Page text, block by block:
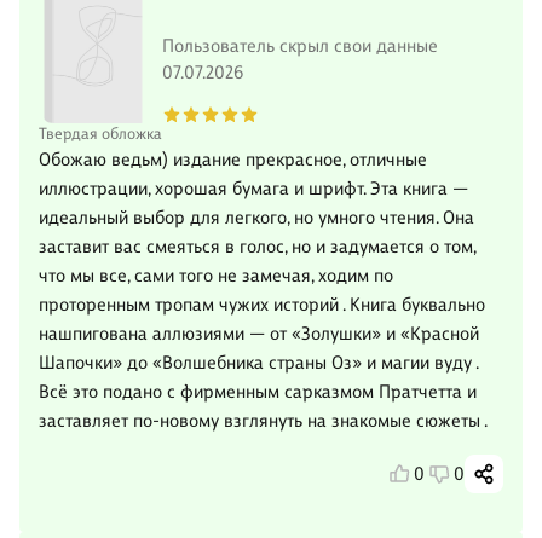
Твердая обложка
Пользователь скрыл свои данные
07.07.2026
Обожаю ведьм) издание прекрасное, отличные
иллюстрации, хорошая бумага и шрифт. Эта книга —
идеальный выбор для легкого, но умного чтения. Она
заставит вас смеяться в голос, но и задумается о том,
что мы все, сами того не замечая, ходим по
проторенным тропам чужих историй . Книга буквально
нашпигована аллюзиями — от «Золушки» и «Красной
Шапочки» до «Волшебника страны Оз» и магии вуду .
Всё это подано с фирменным сарказмом Пратчетта и
заставляет по-новому взглянуть на знакомые сюжеты .
0 0